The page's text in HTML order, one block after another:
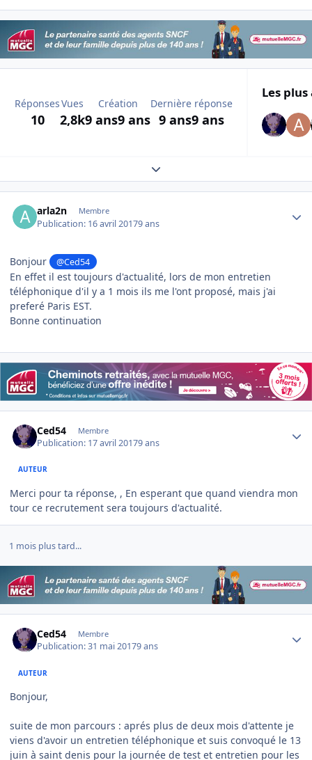
Réponses
10
Vues
2,8k
Création
9 ans9 ans
Dernière réponse
9 ans9 ans
Les
Expand topic overview
arla2n Membre
Publication: 16 avril 20179 ans
Bonjour @Ced54
En effet il est toujours d'actualité, lors de mon entretien
téléphonique d'il y a 1 mois ils me l'ont proposé, mais j'ai
preferé Paris EST.
Bonne continuation
Ced54 Membre
Publication: 17 avril 20179 ans
AUTEUR
Merci pour ta réponse, , En esperant que quand viendra mon
tour ce recrutement sera toujours d'actualité.
1 mois plus tard...
Ced54 Membre
Publication:31 mai 20179 ans
AUTEUR
Bonjour,
suite de mon parcours : aprés plus de deux mois d'attente je
viens d'avoir un entretien téléphonique et suis convoqué le 13
juin à saint denis pour la journée de test et entretien pour les